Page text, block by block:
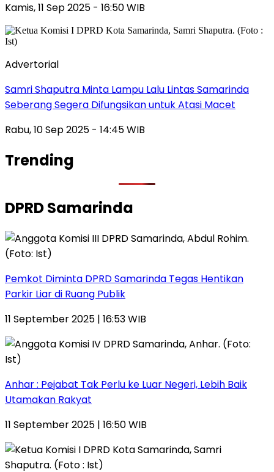
Kamis, 11 Sep 2025 - 16:50 WIB
Advertorial
Samri Shaputra Minta Lampu Lalu Lintas Samarinda
Seberang Segera Difungsikan untuk Atasi Macet
Rabu, 10 Sep 2025 - 14:45 WIB
Trending
DPRD Samarinda
Pemkot Diminta DPRD Samarinda Tegas Hentikan
Parkir Liar di Ruang Publik
11 September 2025 | 16:53 WIB
Anhar : Pejabat Tak Perlu ke Luar Negeri, Lebih Baik
Utamakan Rakyat
11 September 2025 | 16:50 WIB